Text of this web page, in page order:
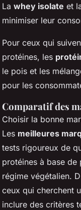
La whey isolate et
minimiser leur
Pour ceux qui
protéines, les
le pois et les
pour les
Comparatif des
Choisir la bonne
Les meilleures
tests rigoureux de
protéines à base de
régime végétalien.
ceux qui cherchent
inclure des critères